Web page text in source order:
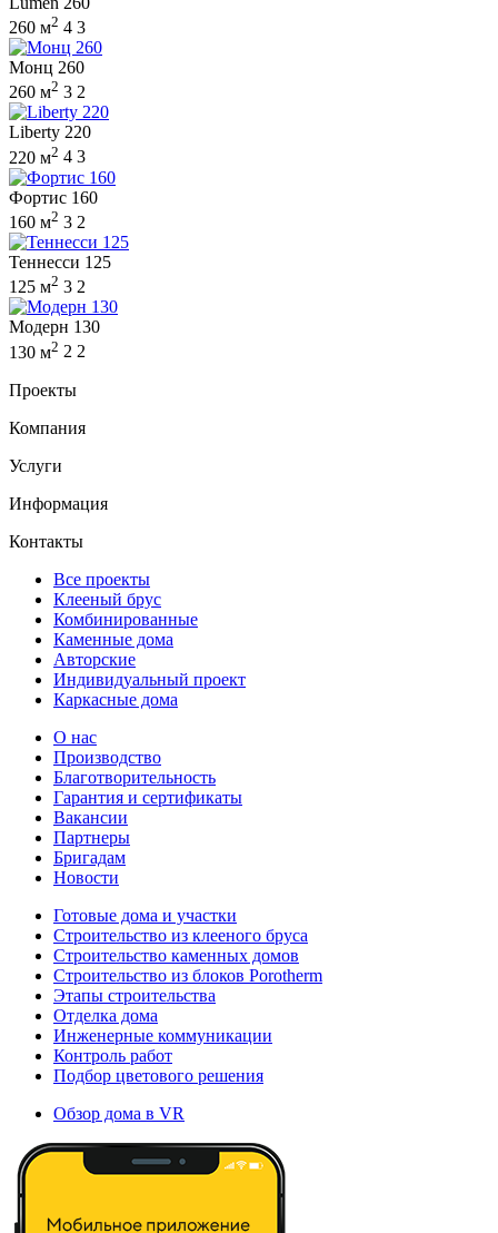
260 м2 4 3
Монц 260
260 м2 3 2
Liberty 220
220 м2 4 3
Фортис 160
160 м2 3 2
Теннесси 125
125 м2 3 2
Модерн 130
130 м2 2 2
Проекты
Компания
Услуги
Информация
Контакты
Все проекты
Клееный брус
Комбинированные
Каменные дома
Авторские
Индивидуальный проект
Каркасные дома
О нас
Производство
Благотворительность
Гарантия и сертификаты
Вакансии
Партнеры
Бригадам
Новости
Готовые дома и участки
Строительство из клееного бруса
Строительство каменных домов
Строительство из блоков Porotherm
Этапы строительства
Отделка дома
Инженерные коммуникации
Контроль работ
Подбор цветового решения
Обзор дома в VR